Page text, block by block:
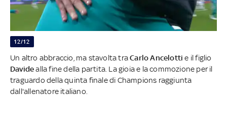
12/12
Un altro abbraccio, ma stavolta traCarlo Ancelottie il figlio
Davidealla fine della partita. La gioia e la commozione per il
traguardo della quinta finale di Champions raggiunta
dall'allenatore italiano.